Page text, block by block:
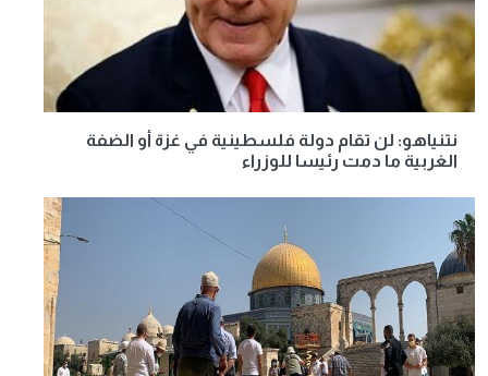
نتنياهو: لن تقام دولة فلسطينية في غزة أو الضفة
الغربية ما دمت رئيسا للوزراء